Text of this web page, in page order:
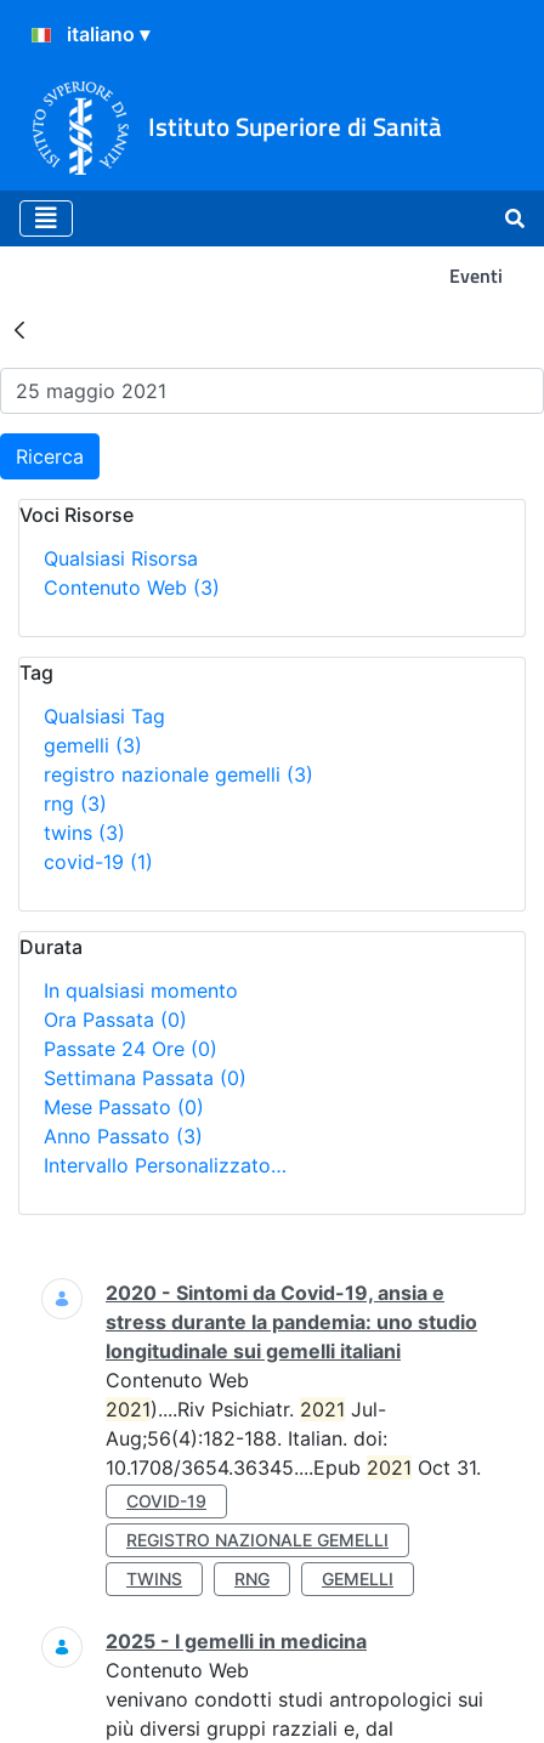
Istituto Superiore di Sanità
Eventi
Risultati della Ricerca -
Ricerca
Voci Risorse
Qualsiasi Risorsa
Contenuto Web (3)
Tag
Qualsiasi Tag
gemelli (3)
registro nazionale gemelli (3)
rng (3)
twins (3)
covid-19 (1)
Durata
In qualsiasi momento
Ora Passata (0)
Passate 24 Ore (0)
Settimana Passata (0)
Mese Passato (0)
Anno Passato (3)
Intervallo Personalizzato…
Ricerca
2020 - Sintomi da Covid-19, ansia e
stress durante la pandemia: uno studio
longitudinale sui gemelli italiani
Contenuto Web
2021)....Riv Psichiatr. 2021 Jul-
Aug;56(4):182-188. Italian. doi:
10.1708/3654.36345....Epub 2021 Oct 31.
COVID-19
REGISTRO NAZIONALE GEMELLI
TWINS
RNG GEMELLI
2025 - I gemelli in medicina
Contenuto Web
venivano condotti studi antropologici sui
più diversi gruppi razziali e, dal